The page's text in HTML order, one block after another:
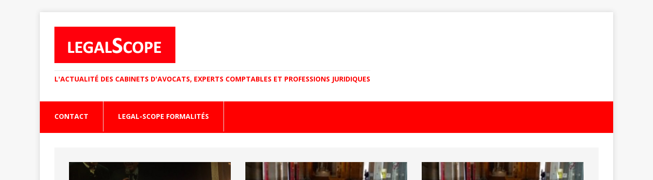
L'ACTUALITÉ DES CABINETS D'AVOCATS, EXPERTS COMPTABLES ET PROFESSIONS JURIDIQUES
CONTACT LEGAL-SCOPE FORMALITÉS